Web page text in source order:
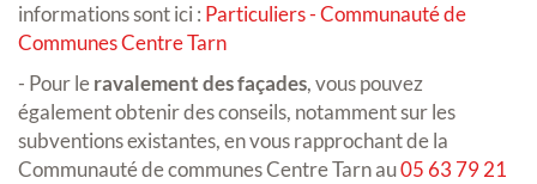
informations sont ici : Particuliers - Communauté de
Communes Centre Tarn
- Pour leravalement des façades, vous pouvez
également obtenir des conseils, notamment sur les
subventions existantes, en vous rapprochant de la
Communauté de communes Centre Tarn au05 63 79 21